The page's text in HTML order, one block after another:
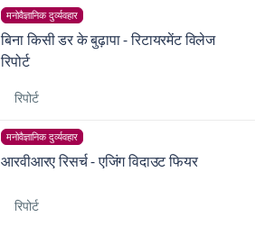
मनोवैज्ञानिक दुर्व्यवहार
बिना किसी डर के बुढ़ापा - रिटायरमेंट विलेज
रिपोर्ट
रिपोर्ट
मनोवैज्ञानिक दुर्व्यवहार
आरवीआरए रिसर्च - एजिंग विदाउट फियर
रिपोर्ट